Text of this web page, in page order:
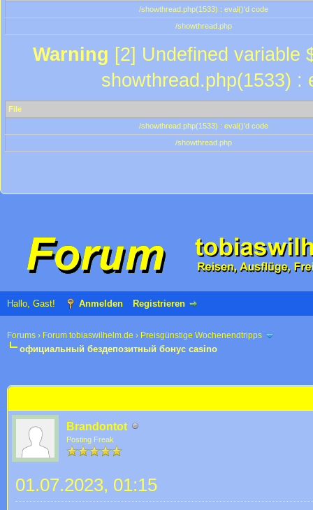
/showthread.php(1533) : eval()'d code
/showthread.php
Warning [2] Undefined variable
showthread.php(1533) :
File
/showthread.php(1533) : eval()'d code
/showthread.php
Hallo, Gast! Anmelden Registrieren
Forums › Forum tobiaswilhelm.de › Preisgünstige Wochenendtripps
официальный бездепозитный бонус casino
Brandontot
Posting Freak
01.07.2023, 01:15